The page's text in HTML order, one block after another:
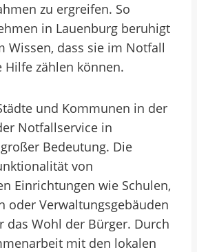
zu ergreifen. So
in Lauenburg beruhigt
Wissen, dass sie im Notfall
zählen können.
und Kommunen in der
Notfallservice in
Bedeutung. Die
von
Einrichtungen wie Schulen,
oder Verwaltungsgebäuden
das Wohl der Bürger. Durch
mit den lokalen